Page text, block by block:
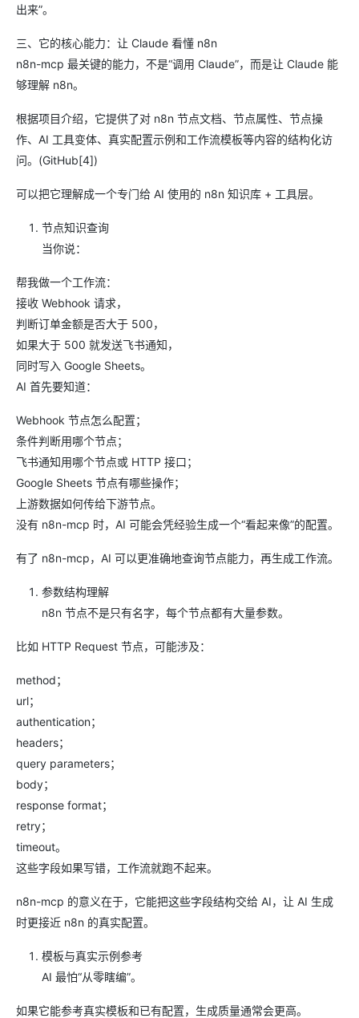
出来”。
三、它的核心能力：让 Claude 看懂 n8n
n8n-mcp 最关键的能力，不是“调用 Claude”，而是让 Claude 能
够理解 n8n。
根据项目介绍，它提供了对 n8n 节点文档、节点属性、节点操
作、AI 工具变体、真实配置示例和工作流模板等内容的结构化访
问。(GitHub[4])
可以把它理解成一个专门给 AI 使用的 n8n 知识库 + 工具层。
节点知识查询
当你说：
帮我做一个工作流：
接收 Webhook 请求，
判断订单金额是否大于 500，
如果大于 500 就发送飞书通知，
同时写入 Google Sheets。
AI 首先要知道：
Webhook 节点怎么配置；
条件判断用哪个节点；
飞书通知用哪个节点或 HTTP 接口；
Google Sheets 节点有哪些操作；
上游数据如何传给下游节点。
没有 n8n-mcp 时，AI 可能会凭经验生成一个“看起来像”的配置。
有了 n8n-mcp，AI 可以更准确地查询节点能力，再生成工作流。
参数结构理解
n8n 节点不是只有名字，每个节点都有大量参数。
比如 HTTP Request 节点，可能涉及：
method；
url；
authentication；
headers；
query parameters；
body；
response format；
retry；
timeout。
这些字段如果写错，工作流就跑不起来。
n8n-mcp 的意义在于，它能把这些字段结构交给 AI，让 AI 生成
时更接近 n8n 的真实配置。
模板与真实示例参考
AI 最怕“从零瞎编”。
如果它能参考真实模板和已有配置，生成质量通常会更高。